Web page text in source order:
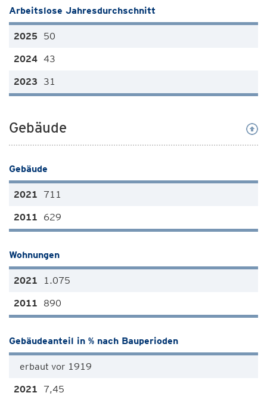
Arbeitslose Jahresdurchschnitt
50
43
31
Gebäude
Gebäude
711
629
Wohnungen
1.075
890
Gebäudeanteil in % nach Bauperioden
erbaut vor 1919
7,45